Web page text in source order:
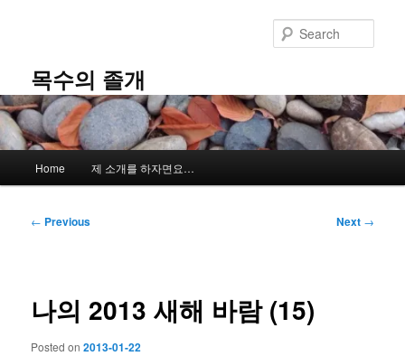
content목수의 졸개
Home 제 소개를 하자면요…
Post
← Previous Next →
나의 2013 새해 바람 (15)
Posted on2013-01-22